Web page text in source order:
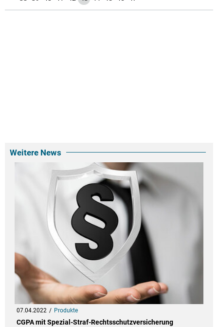
Weitere News
07.04.2022 Produkte
CGPA mit Spezial-Straf-Rechtsschutzversicherung